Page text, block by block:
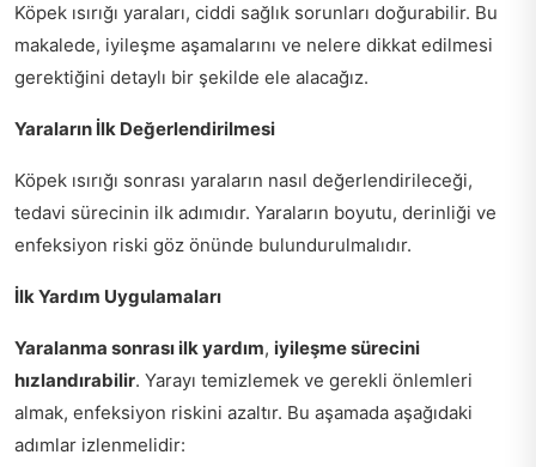
Köpek ısırığı yaraları, ciddi sağlık sorunları doğurabilir. Bu
makalede, iyileşme aşamalarını ve nelere dikkat edilmesi
gerektiğini detaylı bir şekilde ele alacağız.
Yaraların İlk Değerlendirilmesi
Köpek ısırığı sonrası yaraların nasıl değerlendirileceği,
tedavi sürecinin ilk adımıdır. Yaraların boyutu, derinliği ve
enfeksiyon riski göz önünde bulundurulmalıdır.
İlk Yardım Uygulamaları
Yaralanma sonrası ilk yardım, iyileşme sürecini
hızlandırabilir. Yarayı temizlemek ve gerekli önlemleri
almak, enfeksiyon riskini azaltır. Bu aşamada aşağıdaki
adımlar izlenmelidir: